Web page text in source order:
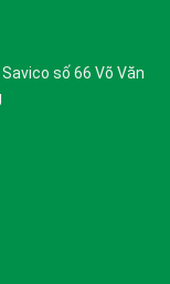
số 66 Võ Văn